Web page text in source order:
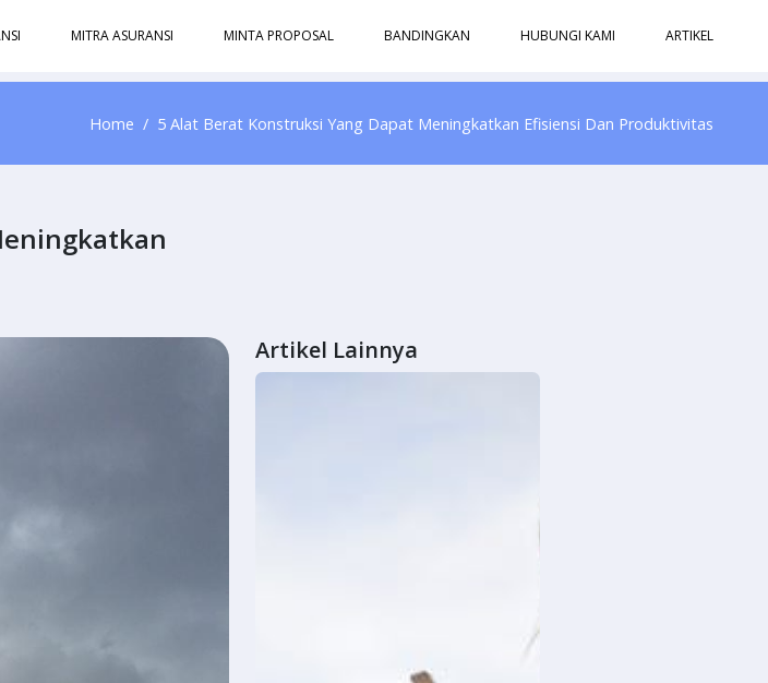
MITRA ASURANSI MINTA PROPOSAL BANDINGKAN HUBUNGI KAMI ARTIKEL
Home 5 Alat Berat Konstruksi Yang Dapat Meningkatkan Efisiensi Dan Produktivitas
Artikel Lainnya